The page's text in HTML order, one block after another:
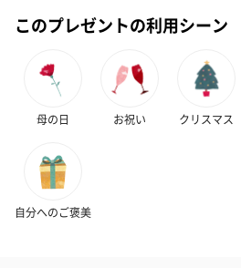
ゼリーバウム カット
（レモン＆紅茶）（432
麦わらパン
（バナナ味
スキンケアグッズ
このプレゼントの利用シーン
母の日 お祝い クリスマス
自分へのご褒美